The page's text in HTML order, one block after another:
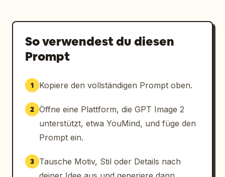
So verwendest du diesen
Prompt
1 Kopiere den vollständigen Prompt oben.
2 Öffne eine Plattform, die GPT Image 2
unterstützt, etwa YouMind, und füge den
Prompt ein.
3
Tausche Motiv, Stil oder Details nach